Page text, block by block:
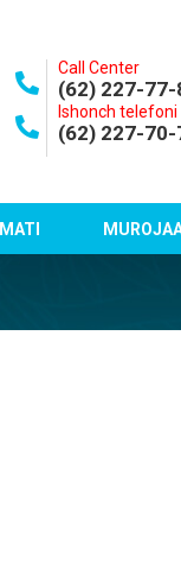
Call Center
(62) 227-77-
Ishonch telefoni
(62) 227-70-